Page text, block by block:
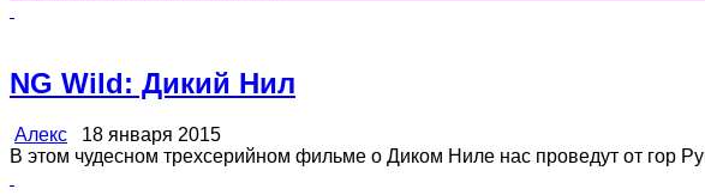
NG Wild: Дикий Нил
Алекс 18 января 2015
В этом чудесном трехсерийном фильме о Диком Ниле нас проведут от гор